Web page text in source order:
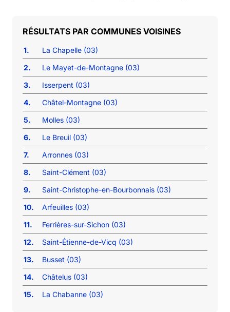
COMMUNES VOISINES
1.
La Chapelle (03)
2.
Le Mayet-de-Montagne (03)
3.
Isserpent (03)
4.
Châtel-Montagne (03)
5.
Molles (03)
6.
Le Breuil (03)
7.
Arronnes (03)
8.
Saint-Clément (03)
9.
Saint-Christophe-en-Bourbonnais (03)
10.
Arfeuilles (03)
11.
Ferrières-sur-Sichon (03)
12.
Saint-Étienne-de-Vicq (03)
13.
Busset (03)
14.
Châtelus (03)
15.
La Chabanne (03)